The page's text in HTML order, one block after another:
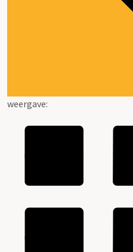
weergave: